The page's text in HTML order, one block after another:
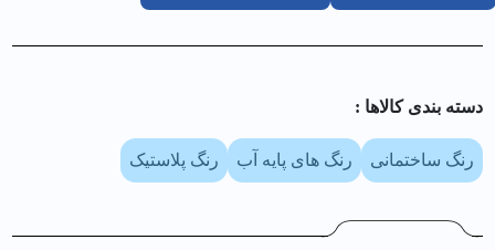
دسته بندی کالا‌ها :
رنگ ساختمانی رنگ های پایه آب رنگ پلاستیک